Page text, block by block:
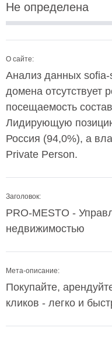
Не определена
О сайте:
Анализ данных sofia-
домена отсутствует
посещаемость
Лидирующую
Россия (94,0%), а
Private Person.
Заголовок:
PRO-MESTO -
недвижимостью
Мета-описание:
Покупайте,
кликов - легко и